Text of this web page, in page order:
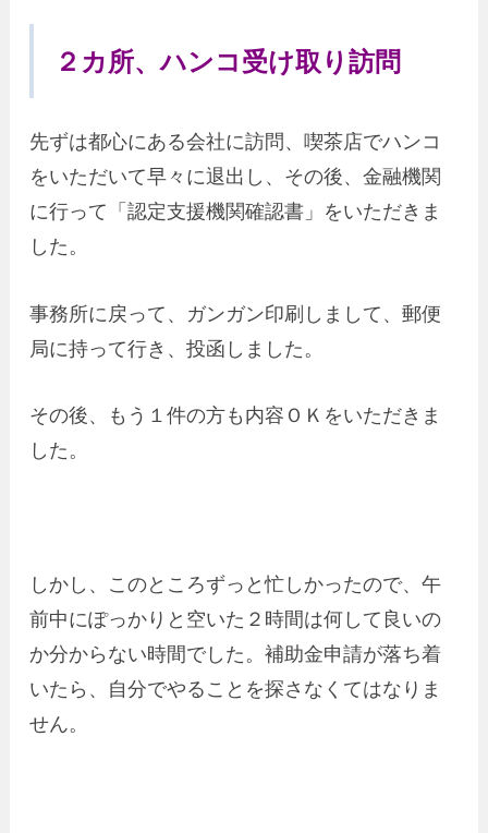
２カ所、ハンコ受け取り訪問
先ずは都心にある会社に訪問、喫茶店でハンコ
をいただいて早々に退出し、その後、金融機関
に行って「認定支援機関確認書」をいただきま
した。
事務所に戻って、ガンガン印刷しまして、郵便
局に持って行き、投函しました。
その後、もう１件の方も内容ＯＫをいただきま
した。
しかし、このところずっと忙しかったので、午
前中にぽっかりと空いた２時間は何して良いの
か分からない時間でした。補助金申請が落ち着
いたら、自分でやることを探さなくてはなりま
せん。